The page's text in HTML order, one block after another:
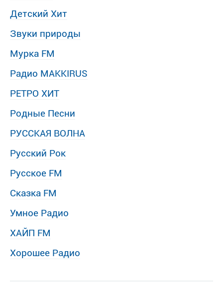
Детский Хит
Звуки природы
Мурка FM
Радио MAKKIRUS
РЕТРО ХИТ
Родные Песни
РУССКАЯ ВОЛНА
Русский Рок
Русское FM
Сказка FM
Умное Радио
ХАЙП FM
Хорошее Радио